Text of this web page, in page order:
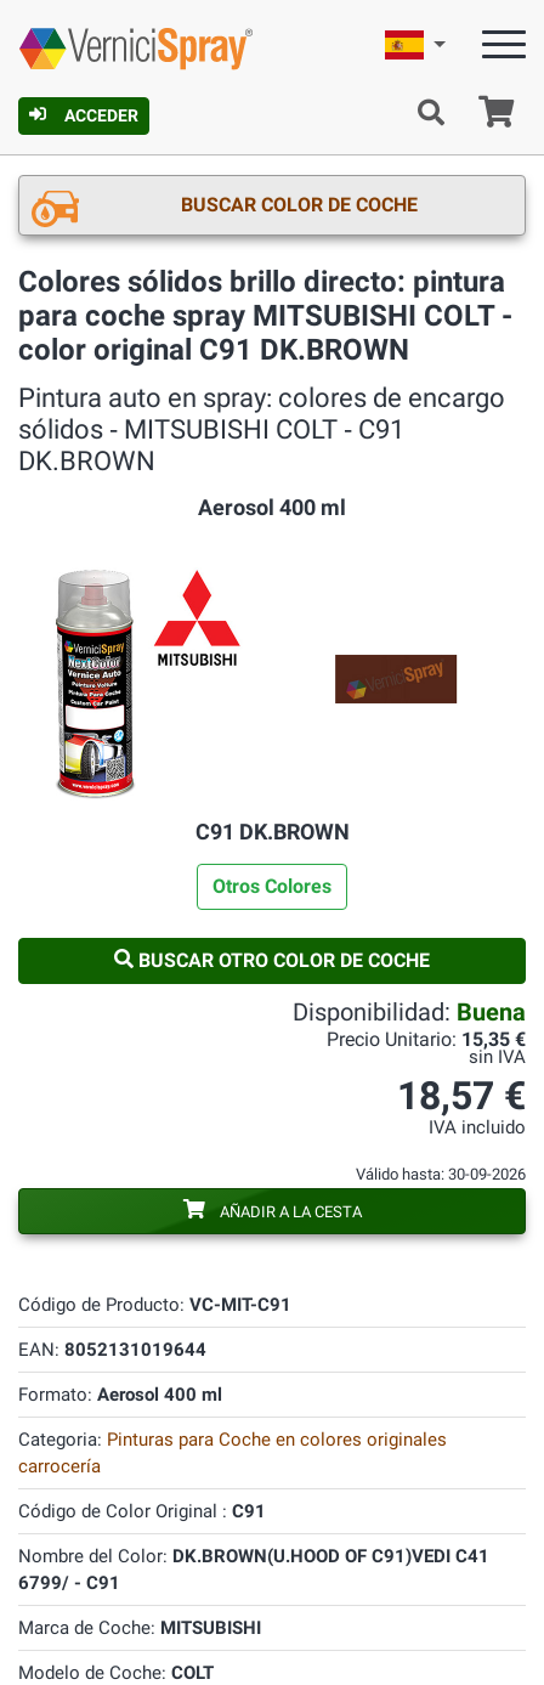
ACCEDER
Español
BUSCAR COLOR DE COCHE
Colores sólidos brillo directo: pintura
para coche spray MITSUBISHI COLT -
color original C91 DK.BROWN
Pintura auto en spray: colores de encargo
sólidos ‐ MITSUBISHI COLT ‐ C91
DK.BROWN
Aerosol 400 ml
C91 DK.BROWN
Otros Colores
BUSCAR OTRO COLOR DE COCHE
Código de Producto: VC-MIT-C91
EAN: 8052131019644
Formato: Aerosol 400 ml
Categoria: Pinturas para Coche en colores originales
carrocería
Código de Color Original : C91
Nombre del Color: DK.BROWN(U.HOOD OF C91)VEDI C41
6799/ - C91
Marca de Coche: MITSUBISHI
Modelo de Coche: COLT
Disponibilidad: Buena
Precio Unitario: 15,35 €
sin IVA
18,57 €
IVA incluido
Válido hasta: 30-09-2026
AÑADIR A LA CESTA